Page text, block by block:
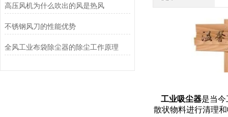
高压风机为什么吹出的风是热风
不锈钢风刀的性能优势
全风工业布袋除尘器的除尘工作原理
工业吸尘器是当
散状物料进行清理